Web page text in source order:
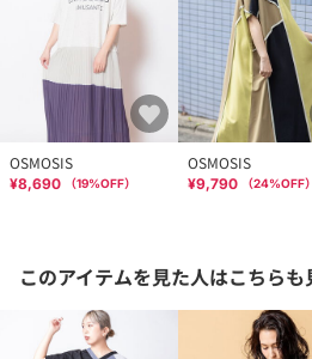
OSMOSIS
¥8,690 （19%OFF）
OSMOSIS
¥9,790 （24%OFF）